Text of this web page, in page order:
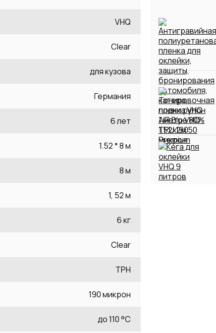
VHQ
Clear
для кузова
Германия
6 лет
1.52 * 8 м
8 м
1, 52 м
6 кг
Сlear
TPH
190 микрон
до 110 °C